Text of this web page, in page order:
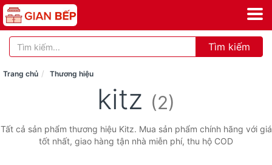
Tìm kiếm
Trang chủ Thương hiệu
kitz (2)
Tất cả sản phẩm thương hiệu Kitz. Mua sản phẩm chính hãng với giá
tốt nhất, giao hàng tận nhà miễn phí, thu hộ COD